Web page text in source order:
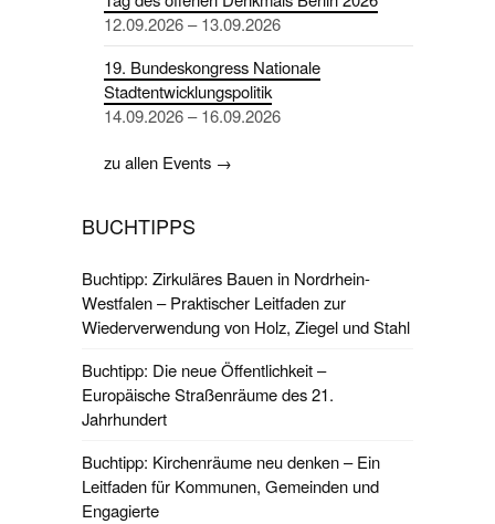
12.09.2026 – 13.09.2026
19. Bundeskongress Nationale
Stadtentwicklungspolitik
14.09.2026 – 16.09.2026
zu allen Events →
BUCHTIPPS
Buchtipp: Zirkuläres Bauen in Nordrhein-
Westfalen – Praktischer Leitfaden zur
Wiederverwendung von Holz, Ziegel und Stahl
Buchtipp: Die neue Öffentlichkeit –
Europäische Straßenräume des 21.
Jahrhundert
Buchtipp: Kirchenräume neu denken – Ein
Leitfaden für Kommunen, Gemeinden und
Engagierte